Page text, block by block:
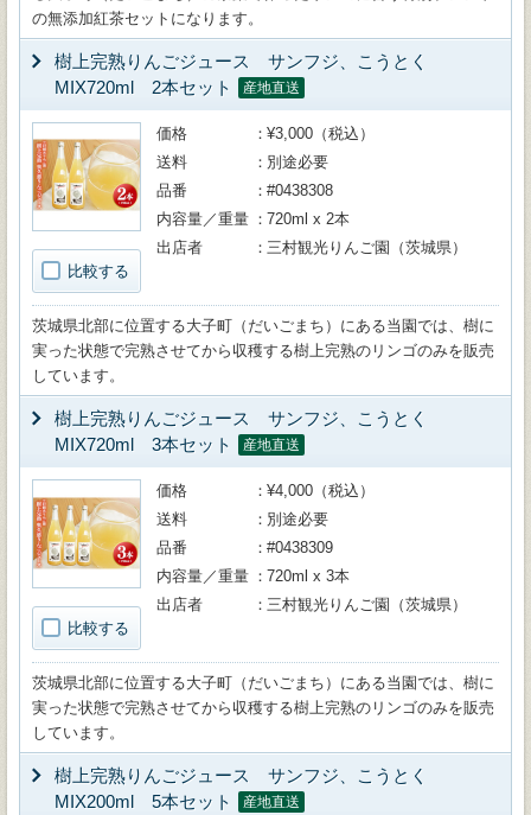
の無添加紅茶セットになります。
樹上完熟りんごジュース サンフジ、こうとく
MIX720ml 2本セット
産地直送
比較する
価格
¥3,000（税込）
送料
別途必要
品番
#0438308
内容量／重量
720ml x 2本
出店者
三村観光りんご園（茨城県）
茨城県北部に位置する大子町（だいごまち）にある当園では、樹に
実った状態で完熟させてから収穫する樹上完熟のリンゴのみを販売
しています。
樹上完熟りんごジュース サンフジ、こうとく
MIX720ml 3本セット
産地直送
比較する
価格
¥4,000（税込）
送料
別途必要
品番
#0438309
内容量／重量
720ml x 3本
出店者
三村観光りんご園（茨城県）
茨城県北部に位置する大子町（だいごまち）にある当園では、樹に
実った状態で完熟させてから収穫する樹上完熟のリンゴのみを販売
しています。
樹上完熟りんごジュース サンフジ、こうとく
MIX200ml 5本セット
産地直送